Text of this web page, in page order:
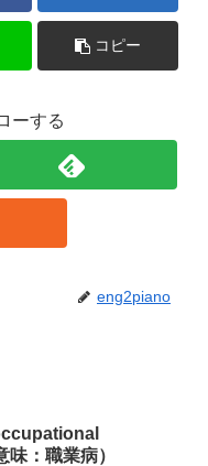
コピー
ーする
eng2piano
味：職業病）